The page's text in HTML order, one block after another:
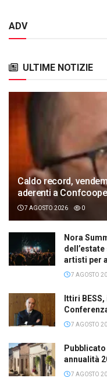
ADV
ULTIME NOTIZIE
Caldo record,
aderenti a
7 AGOSTO 2026 0
Nora
artisti per
7 AGOSTO
Ittiri
7 AGOSTO
annualità
7 AGOSTO